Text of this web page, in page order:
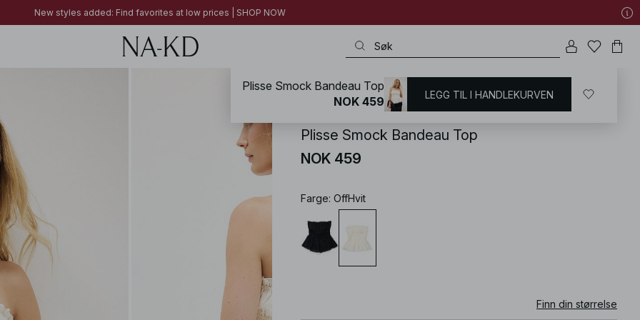
FINAL SALE | SHOP NOW
FINAL SALE | SHOP NOW
New styles added: Find favorites at low prices | SHOP NOW
/ T-shirts og topper Tube topp
Plisse Smock Bandeau Top
NOK 459
Farge: OffHvit
Finn din størrelse
Plisse Smock Bandeau Top
NOK 459
LEGG TIL I HANDLEKURVEN